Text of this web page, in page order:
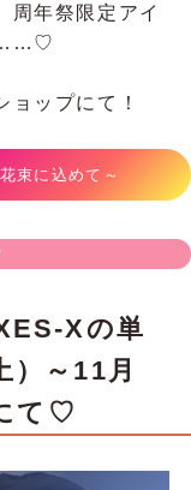
周年祭限定アイ
……♡
ップにて！
束に込めて～
Xの単
～11月
て♡